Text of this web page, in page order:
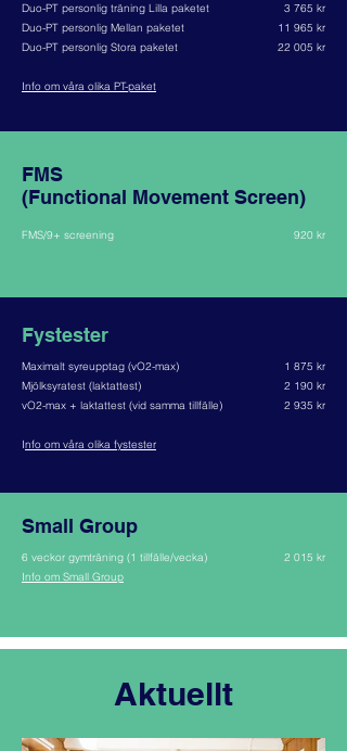
3 765 kr
11 965 kr
22 005 kr
Duo-PT personlig träning Lilla paketet
Duo-PT personlig Mellan paketet
Duo-PT personlig Stora paketet
Info om våra olika PT-paket
FMS
(Functional Movement Screen)
920 kr
FMS/9+ screening
Fystester
Maximalt syreupptag (vO2-max)
Mjölksyratest (laktattest)
vO2-max + laktattest (vid samma tillfälle)
Info om våra olika fystester
1 875 kr
2 190 kr
2 935 kr
Small Group
6 veckor gymträning (1 tillfälle/vecka)
Info om Small Group
2 015 kr
Aktuellt